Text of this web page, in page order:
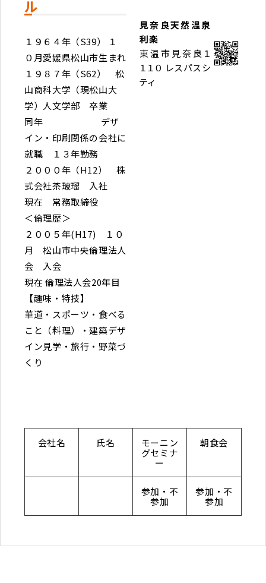
ル
１９６４年（S39） １
０月愛媛県松山市生まれ
１９８７年（S62） 松
山商科大学（現松山大
学）人文学部 卒業
同年 デザ
イン・印刷関係の会社に
就職 １３年勤務
２０００年（H12） 株
式会社茶玻瑠 入社
現在 常務取締役
＜倫理歴＞
２００５年(H17) １０
月 松山市中央倫理法人
会 入会
現在 倫理法人会20年目
【趣味・特技】
華道・スポーツ・食べる
こと（料理）・建築デザ
イン見学・旅行・野菜づ
くり
見奈良天然温泉
利楽
東温市見奈良１
１１０ レスパスシ
ティ
会社名 氏名
モーニン
グセミナ
ー
朝食会
参加・不
参加
参加・不
参加